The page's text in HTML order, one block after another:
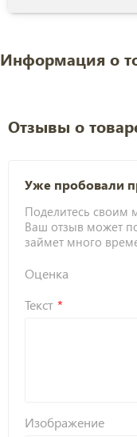
Информация о
Отзывы о
Уже пробовали
Поделитесь своим
Ваш отзыв может
займет много
Оценка
Текст
Изображение